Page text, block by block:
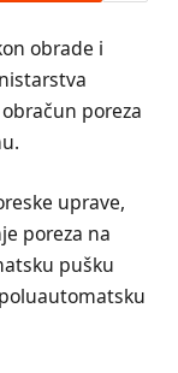
obrade i
poreza
uprave,
poreza na
pušku